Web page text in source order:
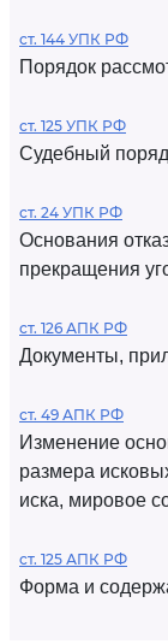
ст. 144 УПК РФ
Порядок
ст. 125 УПК РФ
Судебный
ст. 24 УПК РФ
Основания
прекращения
ст. 126 АПК РФ
Документы,
ст. 49 АПК РФ
Изменение
размера
иска, мировое
ст. 125 АПК РФ
Форма и